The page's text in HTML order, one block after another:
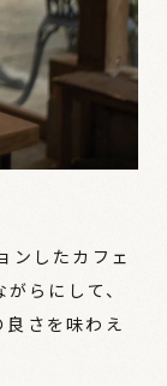
ンしたカフェ
らにして、
さを味わえ